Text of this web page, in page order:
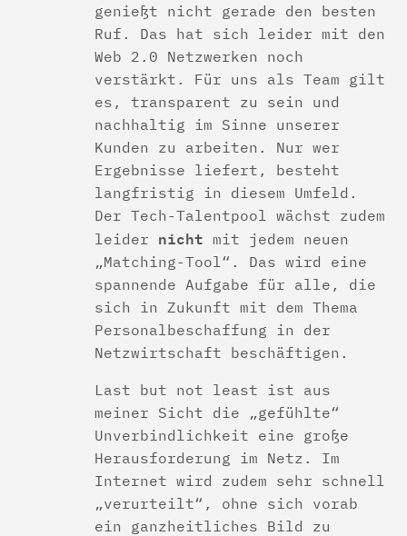
genießt nicht gerade den besten
Ruf. Das hat sich leider mit den
Web 2.0 Netzwerken noch
verstärkt. Für uns als Team gilt
es, transparent zu sein und
nachhaltig im Sinne unserer
Kunden zu arbeiten. Nur wer
Ergebnisse liefert, besteht
langfristig in diesem Umfeld.
Der Tech-Talentpool wächst zudem
leider nicht mit jedem neuen
„Matching-Tool“. Das wird eine
spannende Aufgabe für alle, die
sich in Zukunft mit dem Thema
Personalbeschaffung in der
Netzwirtschaft beschäftigen.
Last but not least ist aus
meiner Sicht die „gefühlte“
Unverbindlichkeit eine große
Herausforderung im Netz. Im
Internet wird zudem sehr schnell
„verurteilt“, ohne sich vorab
ein ganzheitliches Bild zu